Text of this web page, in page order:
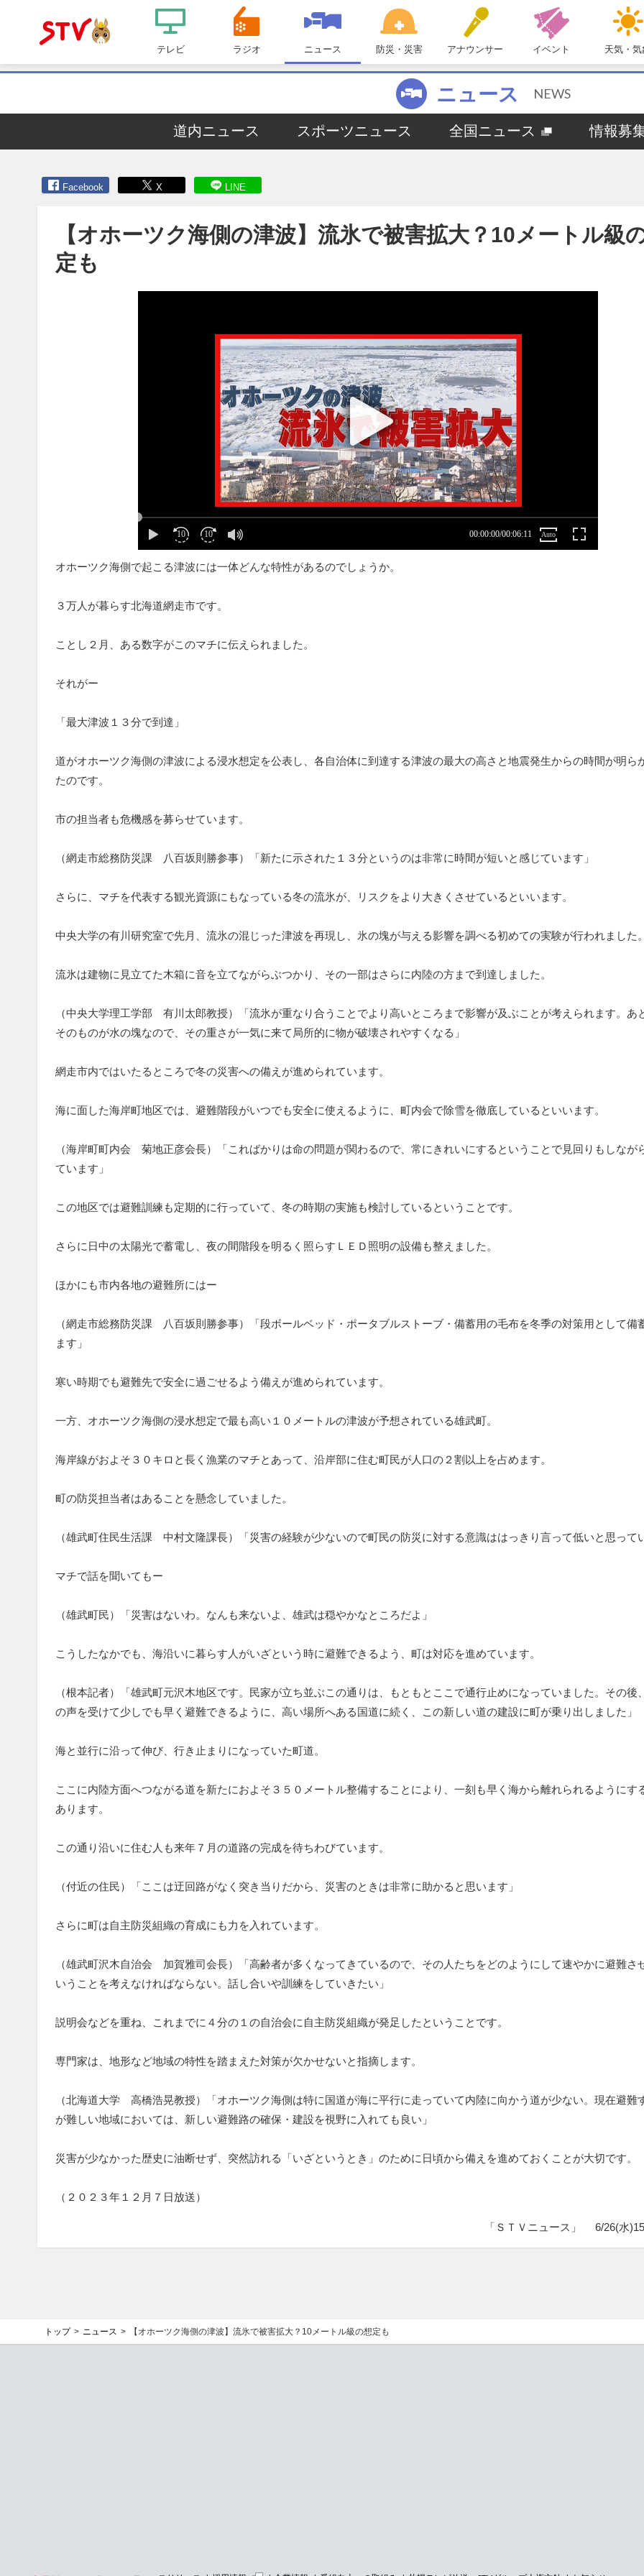
ＳＴＶ札 ュ
テレビ ラジオ ニュース 防災・災害 アナウンサー イベント 天気・気
ニュース NEWS
道内ニュース スポーツニュース 全国ニュース 情報募
Facebook X LINE
【オホーツク海側の津波】流氷で被害拡大？10メートル級
定も
オホーツク海側で起こる津波には一体どんな特性があるのでしょうか。
３万人が暮らす北海道網走市です。
ことし２月、ある数字がこのマチに伝えられました。
それがー
「最大津波１３分で到達」
道がオホーツク海側の津波による浸水想定を公表し、各自治体に到達する津波の最大の高さと地震発生からの時間が明ら
たのです。
市の担当者も危機感を募らせています。
（網走市総務防災課 八百坂則勝参事）「新たに示された１３分というのは非常に時間が短いと感じています」
さらに、マチを代表する観光資源にもなっている冬の流氷が、リスクをより大きくさせているといいます。
中央大学の有川研究室で先月、流氷の混じった津波を再現し、氷の塊が与える影響を調べる初めての実験が行われました。
流氷は建物に見立てた木箱に音を立てながらぶつかり、その一部はさらに内陸の方まで到達しました。
（中央大学理工学部 有川太郎教授）「流氷が重なり合うことでより高いところまで影響が及ぶことが考えられます。あ
そのものが水の塊なので、その重さが一気に来て局所的に物が破壊されやすくなる」
網走市内ではいたるところで冬の災害への備えが進められています。
海に面した海岸町地区では、避難階段がいつでも安全に使えるように、町内会で除雪を徹底しているといいます。
（海岸町町内会 菊地正彦会長）「こればかりは命の問題が関わるので、常にきれいにするということで見回りもしなが
ています」
この地区では避難訓練も定期的に行っていて、冬の時期の実施も検討しているということです。
さらに日中の太陽光で蓄電し、夜の間階段を明るく照らすＬＥＤ照明の設備も整えました。
ほかにも市内各地の避難所にはー
（網走市総務防災課 八百坂則勝参事）「段ボールベッド・ポータブルストーブ・備蓄用の毛布を冬季の対策用として備
ます」
寒い時期でも避難先で安全に過ごせるよう備えが進められています。
一方、オホーツク海側の浸水想定で最も高い１０メートルの津波が予想されている雄武町。
海岸線がおよそ３０キロと長く漁業のマチとあって、沿岸部に住む町民が人口の２割以上を占めます。
町の防災担当者はあることを懸念していました。
（雄武町住民生活課 中村文隆課長）「災害の経験が少ないので町民の防災に対する意識ははっきり言って低いと思って
マチで話を聞いてもー
（雄武町民）「災害はないわ。なんも来ないよ、雄武は穏やかなところだよ」
こうしたなかでも、海沿いに暮らす人がいざという時に避難できるよう、町は対応を進めています。
（根本記者）「雄武町元沢木地区です。民家が立ち並ぶこの通りは、もともとここで通行止めになっていました。その後
の声を受けて少しでも早く避難できるように、高い場所へある国道に続く、この新しい道の建設に町が乗り出しました」
海と並行に沿って伸び、行き止まりになっていた町道。
ここに内陸方面へつながる道を新たにおよそ３５０メートル整備することにより、一刻も早く海から離れられるようにす
あります。
この通り沿いに住む人も来年７月の道路の完成を待ちわびています。
（付近の住民）「ここは迂回路がなく突き当りだから、災害のときは非常に助かると思います」
さらに町は自主防災組織の育成にも力を入れています。
（雄武町沢木自治会 加賀雅司会長）「高齢者が多くなってきているので、その人たちをどのようにして速やかに避難さ
いうことを考えなければならない。話し合いや訓練をしていきたい」
説明会などを重ね、これまでに４分の１の自治会に自主防災組織が発足したということです。
専門家は、地形など地域の特性を踏まえた対策が欠かせないと指摘します。
（北海道大学 高橋浩晃教授）「オホーツク海側は特に国道が海に平行に走っていて内陸に向かう道が少ない。現在避難
が難しい地域においては、新しい避難路の確保・建設を視野に入れても良い」
災害が少なかった歴史に油断せず、突然訪れる「いざというとき」のために日頃から備えを進めておくことが大切です。
（２０２３年１２月７日放送）
「ＳＴＶニュース」 6/26(水
トップ ニュース 【オホーツク海側の津波】流氷で被害拡大？10メートル級の想定も